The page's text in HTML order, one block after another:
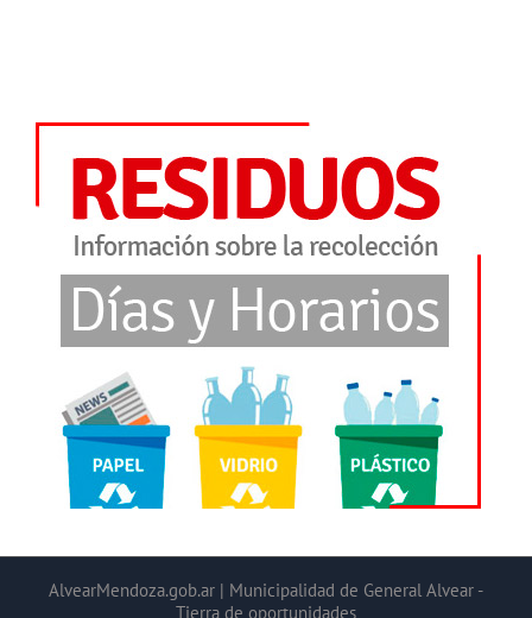
AlvearMendoza.gob.ar | Municipalidad de General Alvear -
Tierra de oportunidades